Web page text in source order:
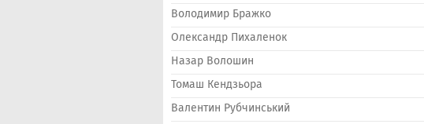
Володимир Бражко
Олександр Пихаленок
Назар Волошин
Томаш Кендзьора
Валентин Рубчинський